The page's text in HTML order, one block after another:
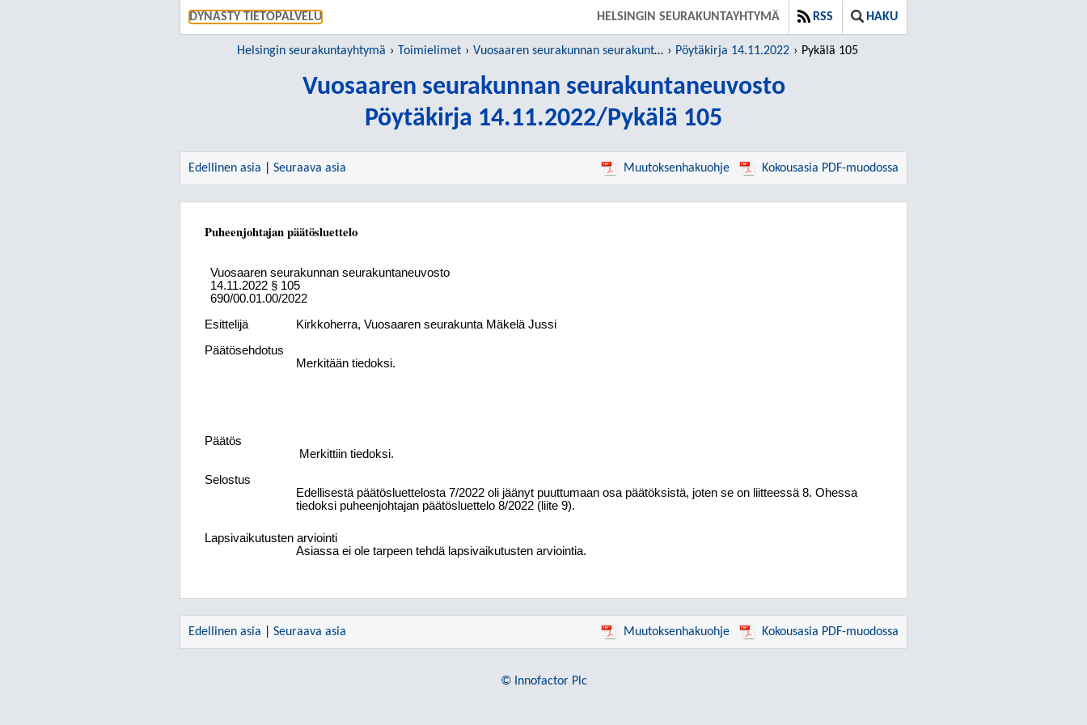
DYNASTY TIETOPALVELU SIIRRY SUORAAN PÄÄSISÄLTÖÖNHELSINGIN SEURAKUNTAYHTYMÄ RSS HAKU
Helsingin seurakuntayhtymä Toimielimet Vuosaaren seurakunnan seurakuntaneuvosto Pöytäkirja 14.11.2022 Pykälä 105
Vuosaaren seurakunnan seurakuntaneuvosto
Pöytäkirja 14.11.2022/Pykälä 105
Edellinen asia Seuraava asia Muutoksenhakuohje Kokousasia PDF-muodossa
Puheenjohtajan päätösluettelo
Vuosaaren seurakunnan seurakuntaneuvosto
14.11.2022 § 105
690/00.01.00/2022
Esittelijä
Kirkkoherra, Vuosaaren seurakunta Mäkelä Jussi
Päätösehdotus
Merkitään tiedoksi.
Päätös
Merkittiin tiedoksi.
Selostus
Edellisestä päätösluettelosta 7/2022 oli jäänyt puuttumaan osa päätöksistä, joten se on liitteessä 8. Ohessa
tiedoksi puheenjohtajan päätösluettelo 8/2022 (liite 9).
Lapsivaikutusten arviointi
Asiassa ei ole tarpeen tehdä lapsivaikutusten arviointia.
Edellinen asia Seuraava asia Muutoksenhakuohje Kokousasia PDF-muodossa
© Innofactor Plc